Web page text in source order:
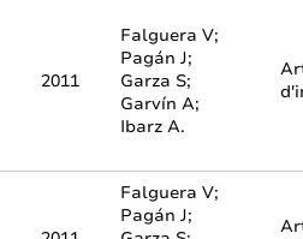
2011
Falguera V;
Pagán J;
Garza S;
Garvín A;
Ibarz A.
Falguera V;
Pagán J;